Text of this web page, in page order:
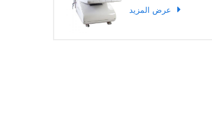
عرض المزيد